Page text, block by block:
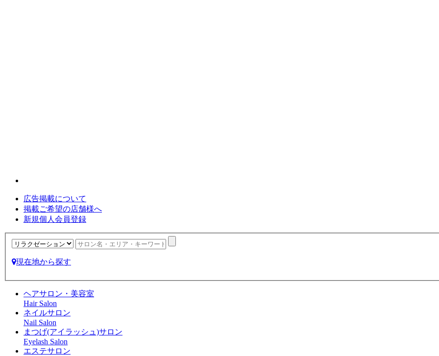
広告掲載について
掲載ご希望の店舗様へ
新規個人会員登録
現在地から探す
ヘアサロン・美容室
Hair Salon
ネイルサロン
Nail Salon
まつげ(アイラッシュ)サロン
Eyelash Salon
エステサロン